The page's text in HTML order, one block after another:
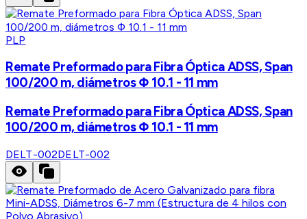
PLP
Remate Preformado para Fibra Óptica ADSS, Span
100/200 m, diámetros Φ 10.1 - 11 mm
Remate Preformado para Fibra Óptica ADSS, Span
100/200 m, diámetros Φ 10.1 - 11 mm
DELT-002DELT-002